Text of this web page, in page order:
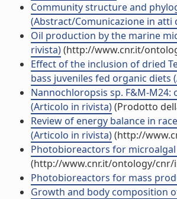
Community structure and
(Abstract/Comunicazione in atti
Oil production by the marine
rivista)(http://www.cnr.it/
Effect of the inclusion of dried
bass juveniles fed organic diets
Nannochloropsis sp. F&M-
(Articolo in rivista)(Prodotto
Review of energy balance in
(Articolo in rivista)(http://
Photobioreactors for
(http://www.cnr.it/ontology/
Photobioreactors for mass
Growth and body composition